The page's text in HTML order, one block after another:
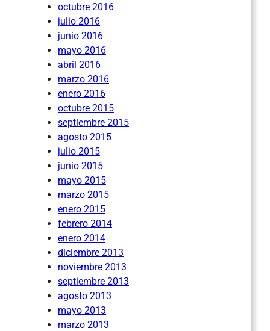
octubre 2016
julio 2016
junio 2016
mayo 2016
abril 2016
marzo 2016
enero 2016
octubre 2015
septiembre 2015
agosto 2015
julio 2015
junio 2015
mayo 2015
marzo 2015
enero 2015
febrero 2014
enero 2014
diciembre 2013
noviembre 2013
septiembre 2013
agosto 2013
mayo 2013
marzo 2013